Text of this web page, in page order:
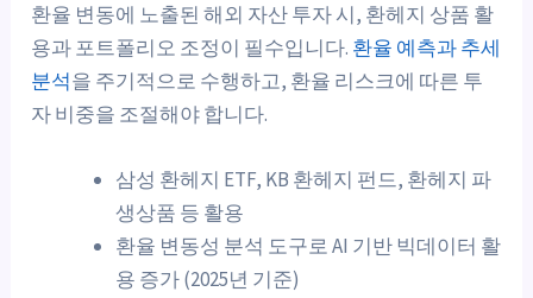
환율 변동에 노출된 해외 자산 투자 시, 환헤지 상품 활
용과 포트폴리오 조정이 필수입니다. 환율 예측과 추세
분석을 주기적으로 수행하고, 환율 리스크에 따른 투
자 비중을 조절해야 합니다.
삼성 환헤지 ETF, KB 환헤지 펀드, 환헤지 파
생상품 등 활용
환율 변동성 분석 도구로 AI 기반 빅데이터 활
용 증가 (2025년 기준)